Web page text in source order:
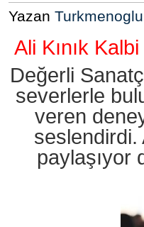
Yazan Turkmenoglu
Ali Kınık
Değerli
severlerle
veren
seslendirdi.
paylaşıyor